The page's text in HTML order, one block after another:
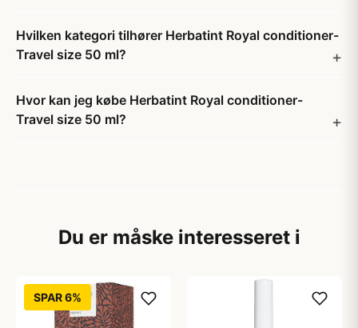
Hvilken kategori tilhører Herbatint Royal conditioner-
Travel size 50 ml?
Hvor kan jeg købe Herbatint Royal conditioner-
Travel size 50 ml?
Du er måske interesseret i
SPAR 6%